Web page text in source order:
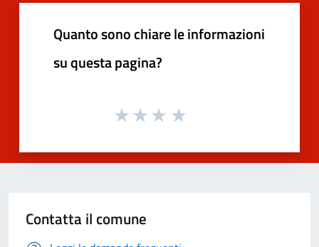
Quanto sono chiare le informazioni
su questa pagina?
Contatta il comune